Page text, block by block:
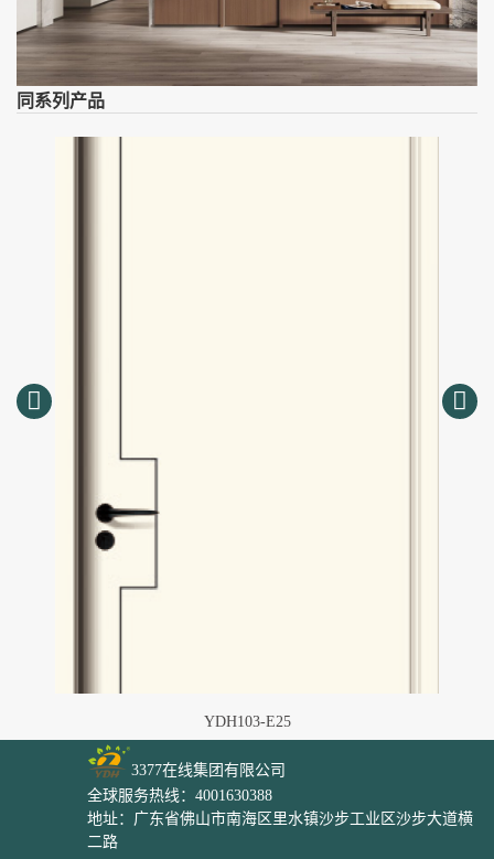
同系列产品
YDH103-E25
3377在线集团有限公司
全球服务热线：4001630388
地址：广东省佛山市南海区里水镇沙步工业区沙步大道横
二路